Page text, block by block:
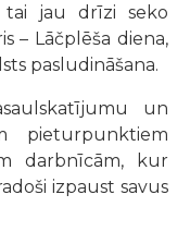
tai jau drīzi seko
– Lāčplēša diena,
pasludināšana.
un
pieturpunktiem
darbnīcām, kur
izpaust savus